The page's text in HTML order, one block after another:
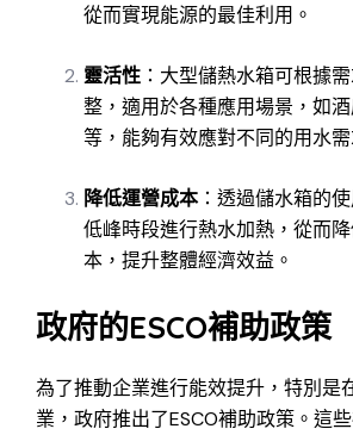
從而實現能源的最佳利用。
靈活性 ：大型儲熱水箱可根據
整，適用於各種應用場景，如
等，能夠有效應對不同的用水需
降低運營成本：透過儲水箱的
低峰時段進行熱水加熱，從而
本，提升整體經濟效益。
政府的ESCO補助政策
為了推動企業進行能效提升，特別是
業，政府推出了ESCO補助政策。這